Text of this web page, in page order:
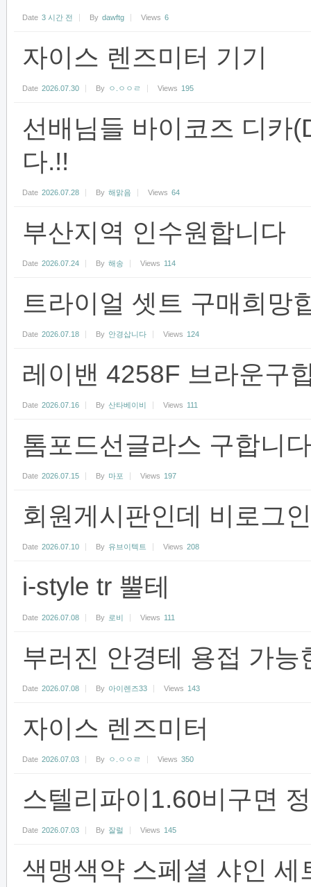
Date 3 시간 전 By dawftg Views 6
자이스 렌즈미터 기기
Date 2026.07.30 By ㅇ.ㅇㅇㄹ Views 195
선배님들 바이코즈 디카
다.!!
Date 2026.07.28 By 해맑음 Views 64
부산지역 인수원합니다
Date 2026.07.24 By 해송 Views 114
트라이얼 셋트 구매희망
Date 2026.07.18 By 안경삽니다 Views 124
레이밴 4258F 브라운구
Date 2026.07.16 By 산타베이비 Views 111
톰포드선글라스 구합니
Date 2026.07.15 By 마포 Views 197
회원게시판인데 비로그
Date 2026.07.10 By 유브이텍트 Views 208
i-style tr 뿔테
Date 2026.07.08 By 로비 Views 111
부러진 안경테 용접 가
Date 2026.07.08 By 아이렌즈33 Views 143
자이스 렌즈미터
Date 2026.07.03 By ㅇ.ㅇㅇㄹ Views 350
스텔리파이1.60비구면
Date 2026.07.03 By 잘럴 Views 145
색맹색약 스페셜 샤인 세